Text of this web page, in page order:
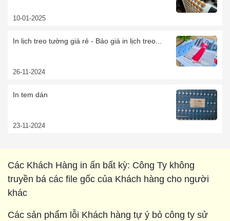
10-01-2025
In lịch treo tường giá rẻ - Báo giá in lịch treo...
26-11-2024
In tem dán
23-11-2024
Các Khách Hàng in ấn bất kỳ: Công Ty không
truyền bá các file gốc của Khách hàng cho người
khác
Các sản phẩm lỗi Khách hàng tự ý bỏ công ty sử